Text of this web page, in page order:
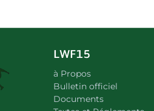
LWF15
à Propos
Bulletin officiel
Documents